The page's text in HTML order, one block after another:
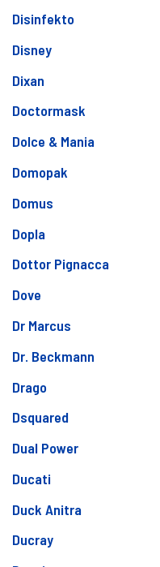
Disinfekto
Disney
Dixan
Doctormask
Dolce & Mania
Domopak
Domus
Dopla
Dottor Pignacca
Dove
Dr Marcus
Dr. Beckmann
Drago
Dsquared
Dual Power
Ducati
Duck Anitra
Ducray